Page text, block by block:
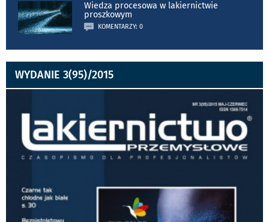
Wiedza procesowa w lakiernictwie
proszkowym
KOMENTARZY: 0
WYDANIE 3(95)/2015